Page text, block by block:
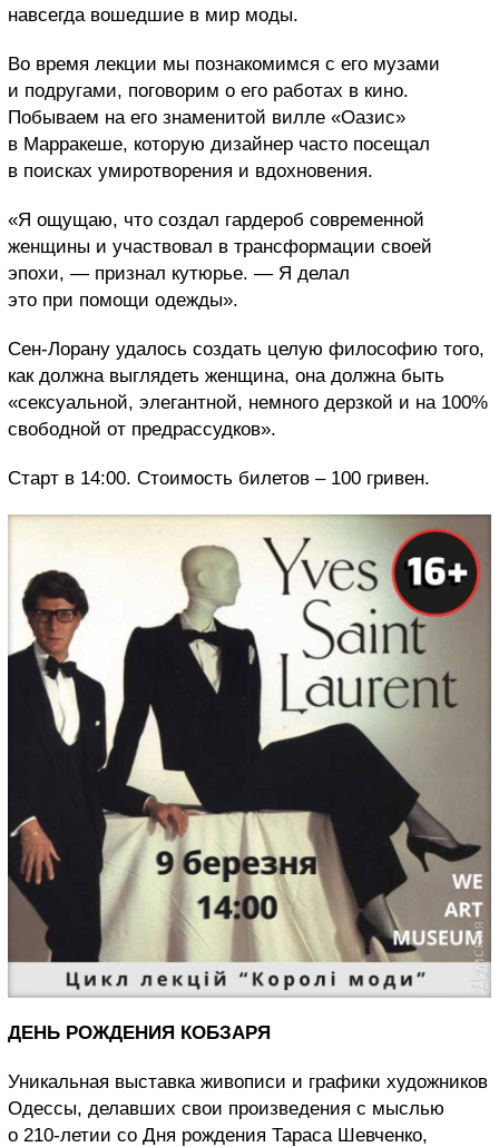
навсегда вошедшие в мир моды.
Во время лекции мы познакомимся с его музами
и подругами, поговорим о его работах в кино.
Побываем на его знаменитой вилле «Оазис»
в Марракеше, которую дизайнер часто посещал
в поисках умиротворения и вдохновения.
«Я ощущаю, что создал гардероб современной
женщины и участвовал в трансформации своей
эпохи, — признал кутюрье. — Я делал
это при помощи одежды».
Сен-Лорану удалось создать целую философию того,
как должна выглядеть женщина, она должна быть
«сексуальной, элегантной, немного дерзкой и на 100%
свободной от предрассудков».
Старт в 14:00. Стоимость билетов – 100 гривен.
ДЕНЬ РОЖДЕНИЯ КОБЗАРЯ
Уникальная выставка живописи и графики художников
Одессы, делавших свои произведения с мыслью
о 210-летии со Дня рождения Тараса Шевченко,